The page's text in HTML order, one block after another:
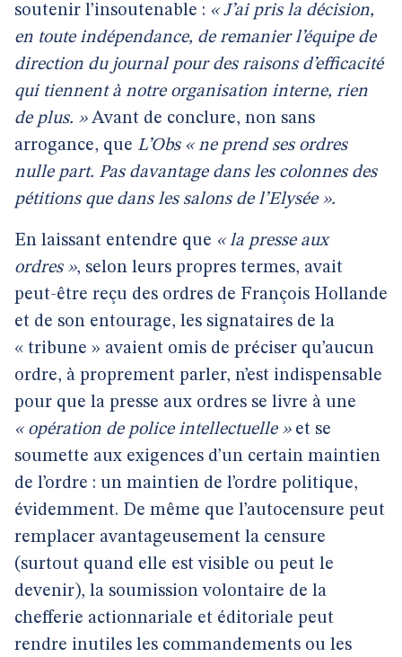
soutenir l’insoutenable : « J’ai pris la décision,
en toute indépendance, de remanier l’équipe de
direction du journal pour des raisons d’efficacité
qui tiennent à notre organisation interne, rien
de plus. »Avant de conclure, non sans
arrogance, que L’Obs « ne prend ses ordres
nulle part. Pas davantage dans les colonnes des
pétitions que dans les salons de l’Elysée ».
En laissant entendre que « la presse aux
ordres », selon leurs propres termes, avait
peut-être reçu des ordres de François Hollande
et de son entourage, les signataires de la
« tribune » avaient omis de préciser qu’aucun
ordre, à proprement parler, n’est indispensable
pour que la presse aux ordres se livre à une
« opération de police intellectuelle »et se
soumette aux exigences d’un certain maintien
de l’ordre : un maintien de l’ordre politique,
évidemment. De même que l’autocensure peut
remplacer avantageusement la censure
(surtout quand elle est visible ou peut le
devenir), la soumission volontaire de la
chefferie actionnariale et éditoriale peut
rendre inutiles les commandements ou les